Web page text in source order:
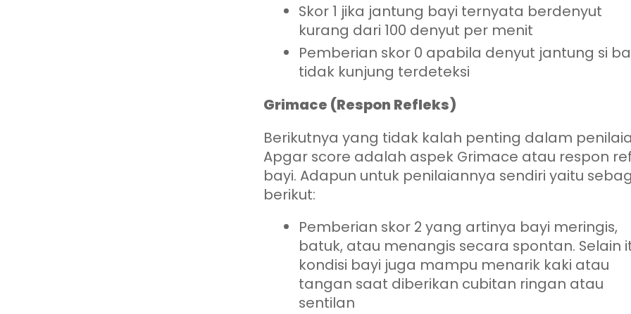
Skor 1 jika jantung bayi ternyata berdenyut
kurang dari 100 denyut per menit
Pemberian skor 0 apabila denyut jantung si
tidak kunjung terdeteksi
Grimace (Respon Refleks)
Berikutnya yang tidak kalah penting dalam
Apgar score adalah aspek Grimace atau respon
bayi. Adapun untuk penilaiannya sendiri yaitu
berikut:
Pemberian skor 2 yang artinya bayi meringis,
batuk, atau menangis secara spontan. Selain
kondisi bayi juga mampu menarik kaki atau
tangan saat diberikan cubitan ringan atau
sentilan
Aplikasi
Kalender Bagus
Ada Tanggal Merah Libur Nasional, Ada Agenda
============
bawah artikel ini
OK